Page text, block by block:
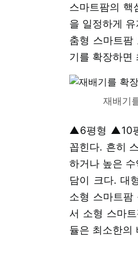
스마트팜의 핵
을 일정하게
춤형 스마트
기를 확장하면
재배기
▲6평형 ▲10
꼽힌다. 흔히
하거나 높은
담이 크다. 대
소형 스마트팜
서 소형 스마
듈은 최소한의